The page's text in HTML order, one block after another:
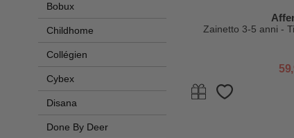
Bobux
Childhome
Collégien
Cybex
Disana
Done By Deer
Zainetto 3-5 anni -